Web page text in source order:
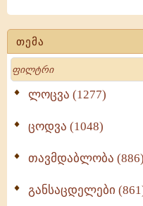
თემა
Search
ლოცვა (1277)
ცოდვა (1048)
თავმდაბლობა (886)
განსაცდელები